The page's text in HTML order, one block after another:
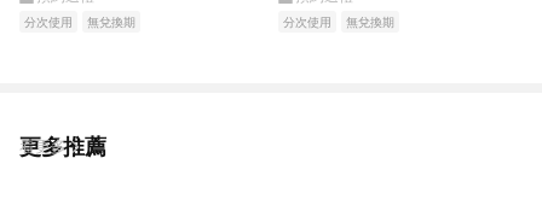
分次使用 無兌換期 分次使用 無兌換期
更多推薦
看更多